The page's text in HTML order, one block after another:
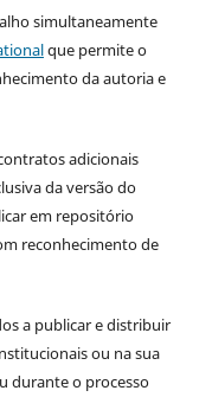
simultaneamente
que permite o
da autoria e
adicionais
da versão do
em repositório
reconhecimento de
a publicar e distribuir
ou na sua
durante o processo